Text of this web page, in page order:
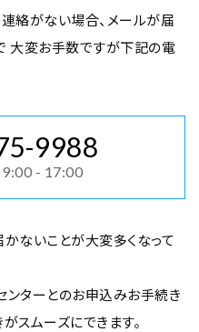
絡がない場合、メールが届
大変お手数ですが下記の電
-9988
9:00 - 17:00
ないことが大変多くなって
ンターとのお申込みお手続き
スムーズにできます。